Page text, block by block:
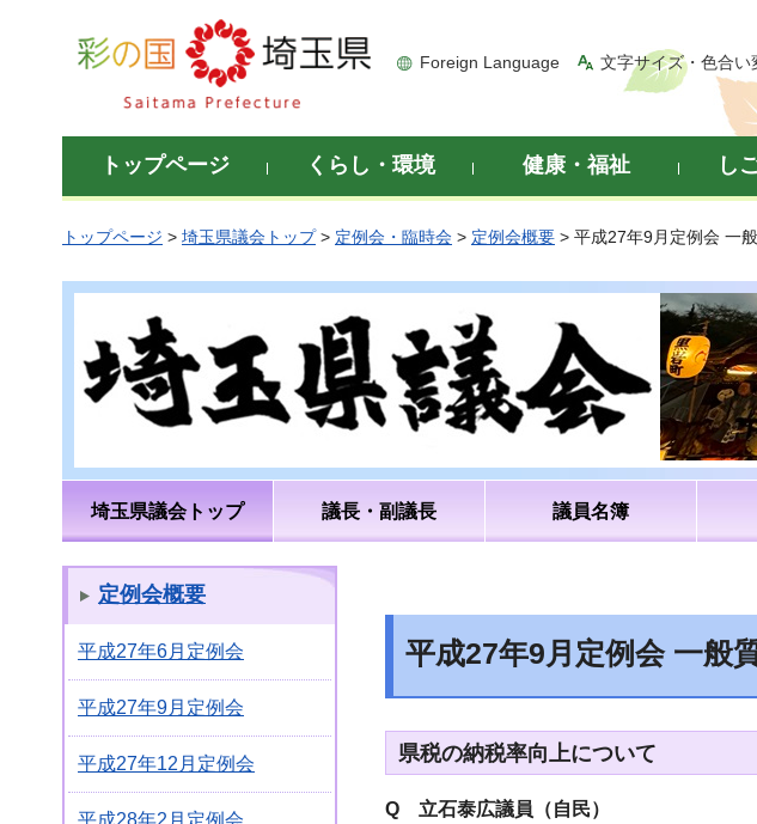
彩の国 埼玉県
Foreign Language 文字サイズ・色合い
トップページ くらし・環境 健康・福祉 し
トップページ > 埼玉県議会トップ> 定例会・臨時会 > 定例会概要 > 平成27年9月定例会 一
埼玉県議会トップ 議長・副議長 議員名簿
定例会概要
平成27年6月定例会
平成27年9月定例会
平成27年12月定例会
平成28年2月定例会
平成27年9月定例会 一般
県税の納税率向上について
Q 立石泰広議員（自民）